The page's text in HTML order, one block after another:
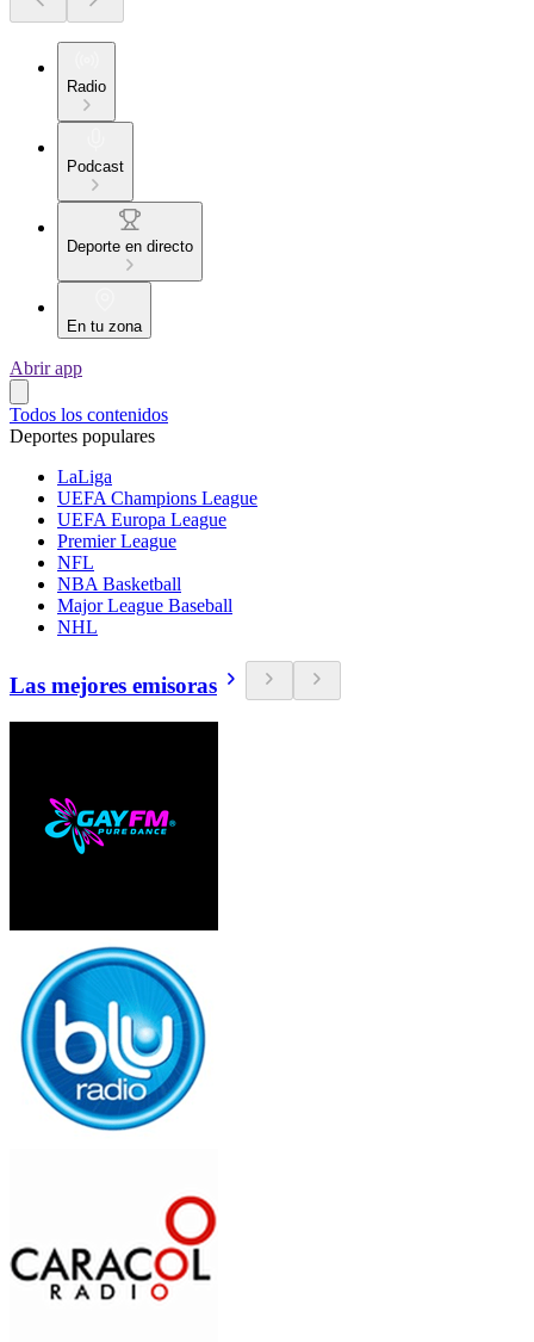
Radio
Podcast
Deporte en directo
En tu zona
Abrir app
Todos los contenidos
Deportes populares
LaLiga
UEFA Champions League
UEFA Europa League
Premier League
NFL
NBA Basketball
Major League Baseball
NHL
Las mejores emisoras